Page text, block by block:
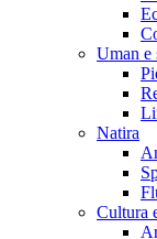
Uman e
Natira
Cultura